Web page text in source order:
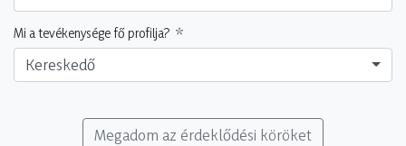
Mi a tevékenysége fő profilja?
Kereskedő
Megadom az érdeklődési köröket